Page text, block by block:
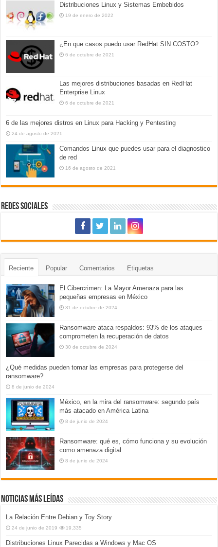
Distribuciones Linux y Sistemas Embebidos
19 de enero de 2022
¿En que casos puedo usar RedHat SIN COSTO?
6 de octubre de 2021
Las mejores distribuciones basadas en RedHat
Enterprise Linux
6 de octubre de 2021
6 de las mejores distros en Linux para Hacking y Pentesting
24 de agosto de 2021
Comandos Linux que puedes usar para el diagnostico
de red
16 de agosto de 2021
REDES SOCIALES
Reciente Popular Comentarios Etiquetas
El Cibercrimen: La Mayor Amenaza para las
pequeñas empresas en México
31 de octubre de 2024
Ransomware ataca respaldos: 93% de los ataques
comprometen la recuperación de datos
30 de octubre de 2024
¿Qué medidas pueden tomar las empresas para protegerse del
ransomware?
8 de junio de 2024
México, en la mira del ransomware: segundo país
más atacado en América Latina
8 de junio de 2024
Ransomware: qué es, cómo funciona y su evolución
como amenaza digital
8 de junio de 2024
Noticias más leídas
La Relación Entre Debian y Toy Story
24 de junio de 2019 19,335
Distribuciones Linux Parecidas a Windows y Mac OS